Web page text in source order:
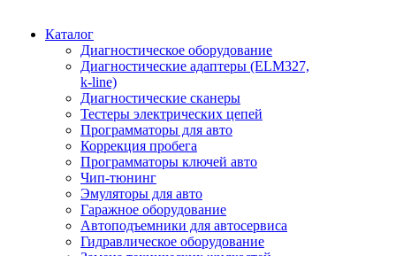
Каталог
Диагностическое оборудование
Диагностические адаптеры (ELM327,
k-line)
Диагностические сканеры
Тестеры электрических цепей
Программаторы для авто
Коррекция пробега
Программаторы ключей авто
Чип-тюнинг
Эмуляторы для авто
Гаражное оборудование
Автоподъемники для автосервиса
Гидравлическое оборудование